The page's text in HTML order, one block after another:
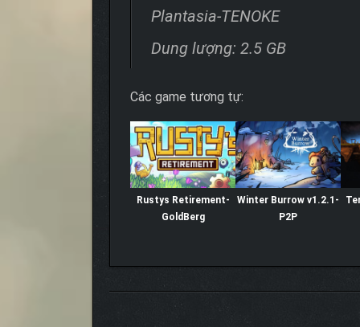
Plantasia-TENOKE
Dung lượng: 2.5 GB
Các game tương tự:
Rustys Retirement-
GoldBerg
Winter Burrow v1.2.1-
P2P